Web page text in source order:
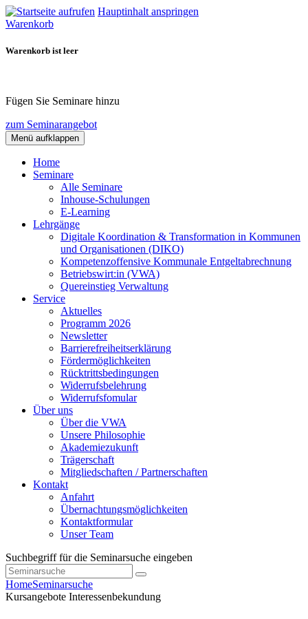
Hauptinhalt anspringen
Warenkorb
Warenkorb ist leer
Fügen Sie Seminare hinzu
zum Seminarangebot
Menü aufklappen
Home
Seminare
Alle Seminare
Inhouse-Schulungen
E-Learning
Lehrgänge
Digitale Koordination & Transformation in Kommunen
und Organisationen (DIKO)
Kompetenzoffensive Kommunale Entgeltabrechnung
Betriebswirt:in (VWA)
Quereinstieg Verwaltung
Service
Aktuelles
Programm 2026
Newsletter
Barrierefreiheitserklärung
Fördermöglichkeiten
Rücktrittsbedingungen
Widerrufsbelehrung
Widerrufsfomular
Über uns
Über die VWA
Unsere Philosophie
Akademiezukunft
Trägerschaft
Mitgliedschaften / Partnerschaften
Kontakt
Anfahrt
Übernachtungsmöglichkeiten
Kontaktformular
Unser Team
Suchbegriff für die Seminarsuche eingeben
HomeSeminarsuche
Kursangebote Interessenbekundung